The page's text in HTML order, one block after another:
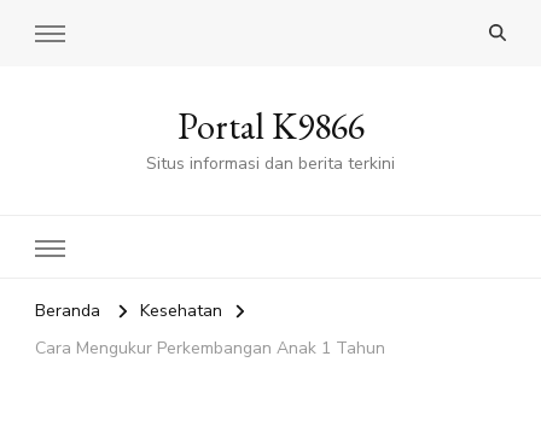
Portal K9866
Situs informasi dan berita terkini
Beranda
Kesehatan
Cara Mengukur Perkembangan Anak 1 Tahun